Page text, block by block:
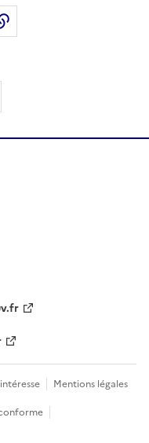
Twitter)
LinkedInpar email
Mentions légales